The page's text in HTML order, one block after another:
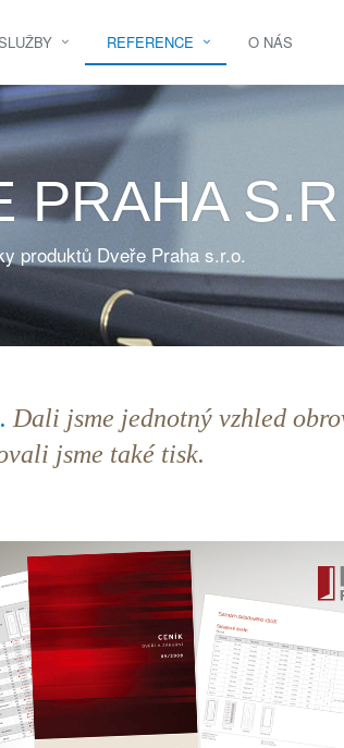
REFERENCE O NÁS
PRAHA
produktů Dveře Praha s.r.o.
Dali jsme jednotný vzhled
jsme také tisk.